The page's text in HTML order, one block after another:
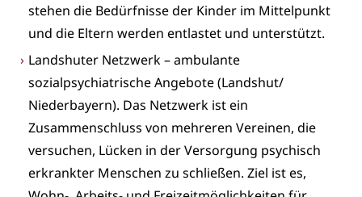
stehen die Bedürfnisse der Kinder im Mittelpunkt
und die Eltern werden entlastet und unterstützt.
Landshuter Netzwerk – ambulante
sozialpsychiatrische Angebote (Landshut/
Niederbayern). Das Netzwerk ist ein
Zusammenschluss von mehreren Vereinen, die
versuchen, Lücken in der Versorgung psychisch
erkrankter Menschen zu schließen. Ziel ist es,